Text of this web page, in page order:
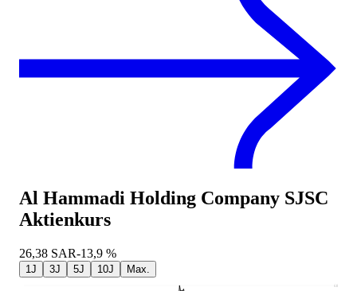
Al Hammadi Holding Company SJSC
Aktienkurs
26,38 SAR-13,9 %
1J 3J 5J 10J Max.
68,4